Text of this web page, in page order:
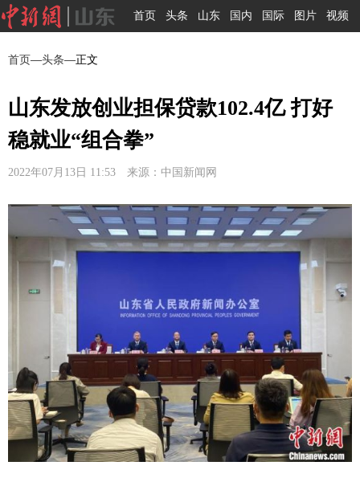
首页 头条 山东 国内 国际 图片 视频
首页—头条—正文
山东发放创业担保贷款102.4亿 打好
稳就业“组合拳”
2022年07月13日 11:53 来源：中国新闻网